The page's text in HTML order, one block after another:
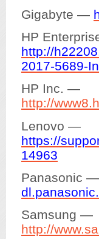
Gigabyte —
HP
http://
2017-5689-
HP Inc. —
http://
Lenovo —
https://
14963
Panasonic —
Samsung —
http://